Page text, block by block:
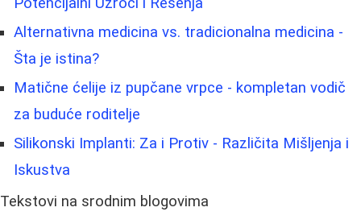
Alternativna medicina vs. tradicionalna medicina -
Šta je istina?
Matične ćelije iz pupčane vrpce - kompletan vodič
za buduće roditelje
Silikonski Implanti: Za i Protiv - Različita Mišljenja i
Iskustva
Tekstovi na srodnim blogovima